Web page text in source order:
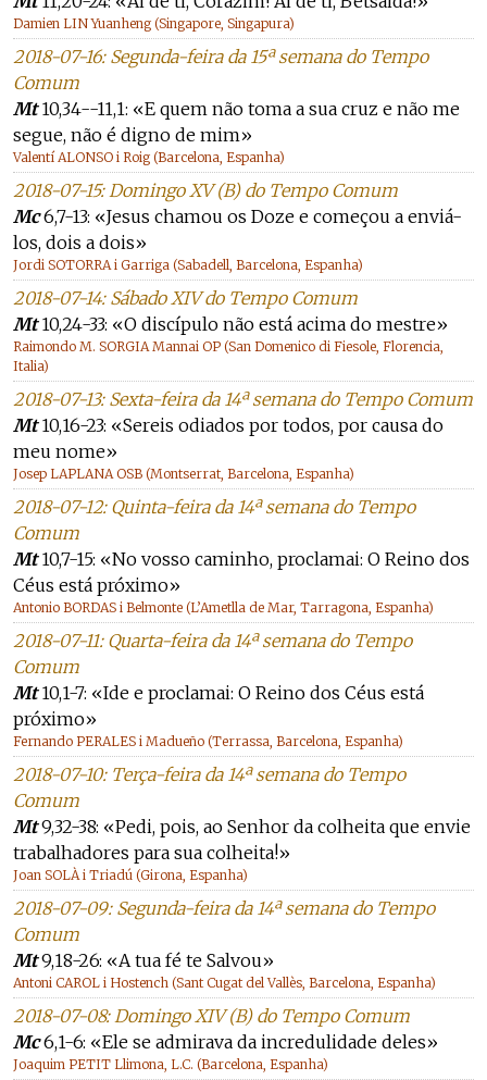
Damien LIN Yuanheng (Singapore, Singapura)
2018-07-16: Segunda-feira da 15ª semana do Tempo
Comum
Mt10,34--11,1: «E quem não toma a sua cruz e não me
segue, não é digno de mim»
Valentí ALONSO i Roig (Barcelona, Espanha)
2018-07-15: Domingo XV (B) do Tempo Comum
Mc6,7-13: «Jesus chamou os Doze e começou a enviá-
los, dois a dois»
Jordi SOTORRA i Garriga (Sabadell, Barcelona, Espanha)
2018-07-14: Sábado XIV do Tempo Comum
Mt10,24-33: «O discípulo não está acima do mestre»
Raimondo M. SORGIA Mannai OP (San Domenico di Fiesole, Florencia,
Italia)
2018-07-13: Sexta-feira da 14ª semana do Tempo Comum
Mt10,16-23: «Sereis odiados por todos, por causa do
meu nome»
Josep LAPLANA OSB (Montserrat, Barcelona, Espanha)
2018-07-12: Quinta-feira da 14ª semana do Tempo
Comum
Mt10,7-15: «No vosso caminho, proclamai: O Reino dos
Céus está próximo»
Antonio BORDAS i Belmonte (L’Ametlla de Mar, Tarragona, Espanha)
2018-07-11: Quarta-feira da 14ª semana do Tempo
Comum
Mt10,1-7: «Ide e proclamai: O Reino dos Céus está
próximo»
Fernando PERALES i Madueño (Terrassa, Barcelona, Espanha)
2018-07-10: Terça-feira da 14ª semana do Tempo
Comum
Mt9,32-38: «Pedi, pois, ao Senhor da colheita que envie
trabalhadores para sua colheita!»
Joan SOLÀ i Triadú (Girona, Espanha)
2018-07-09: Segunda-feira da 14ª semana do Tempo
Comum
Mt9,18-26: «A tua fé te Salvou»
Antoni CAROL i Hostench (Sant Cugat del Vallès, Barcelona, Espanha)
2018-07-08: Domingo XIV (B) do Tempo Comum
Mc6,1-6: «Ele se admirava da incredulidade deles»
Joaquim PETIT Llimona, L.C. (Barcelona, Espanha)